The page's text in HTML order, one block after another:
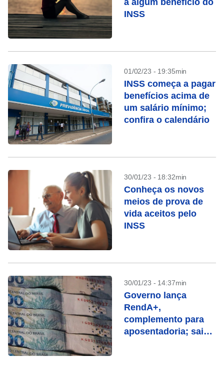
a algum benefício do
INSS
01/02/23 - 19:35min
INSS começa a pagar
benefícios acima de
um salário mínimo;
confira o calendário
30/01/23 - 18:32min
Conheça os novos
meios de prova de
vida aceitos pelo
INSS
30/01/23 - 14:37min
Governo lança
RendA+,
complemento para
aposentadoria; saiba